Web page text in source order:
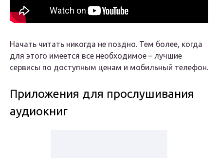
Начать читать никогда не поздно. Тем более, когда
для этого имеется все необходимое – лучшие
сервисы по доступным ценам и мобильный телефон.
Приложения для прослушивания
аудиокниг